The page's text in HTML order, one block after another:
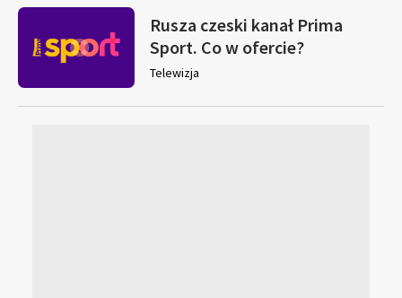
Rusza czeski kanał Prima
Sport. Co w ofercie?
Telewizja